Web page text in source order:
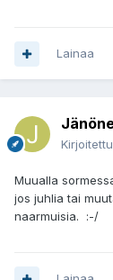
Lainaa
Kirjoitettu
Muualla
jos juhlia tai
naarmuisia. :-/